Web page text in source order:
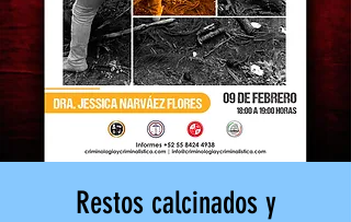
Restos calcinados y